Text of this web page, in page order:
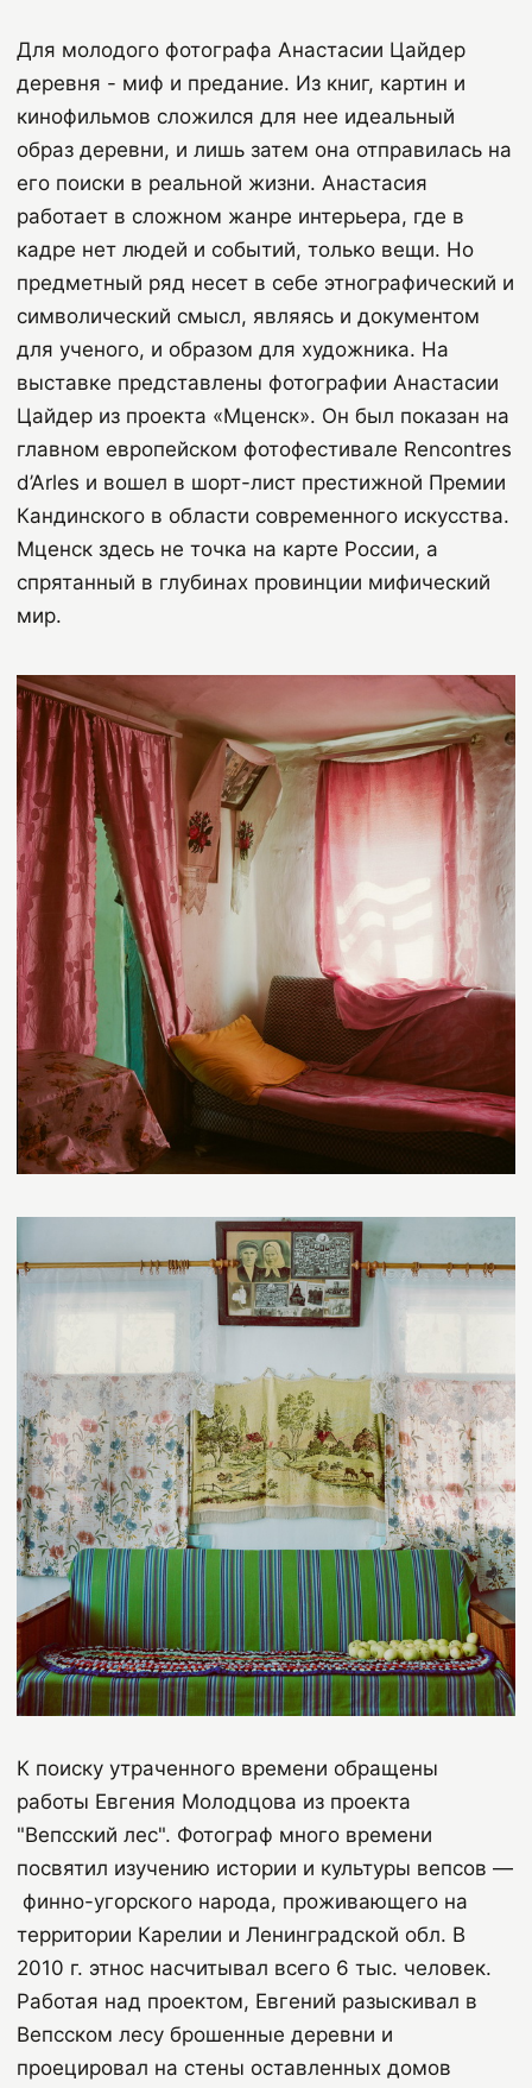
Для молодого фотографа Анастасии Цайдер
деревня - миф и предание. Из книг, картин и
кинофильмов сложился для нее идеальный
образ деревни, и лишь затем она отправилась на
его поиски в реальной жизни. Анастасия
работает в сложном жанре интерьера, где в
кадре нет людей и событий, только вещи. Но
предметный ряд несет в себе этнографический и
символический смысл, являясь и документом
для ученого, и образом для художника. На
выставке представлены фотографии Анастасии
Цайдер из проекта «Мценск». Он был показан на
главном европейском фотофестивале Rencontres
d’Arles и вошел в шорт-лист престижной Премии
Кандинского в области современного искусства.
Мценск здесь не точка на карте России, а
спрятанный в глубинах провинции мифический
мир.
К поиску утраченного времени обращены
работы Евгения Молодцова из проекта
"Вепсский лес". Фотограф много времени
посвятил изучению истории и культуры вепсов —
финно-угорского народа, проживающего на
территории Карелии и Ленинградской обл. В
2010 г. этнос насчитывал всего 6 тыс. человек.
Работая над проектом, Евгений разыскивал в
Вепсском лесу брошенные деревни и
проецировал на стены оставленных домов